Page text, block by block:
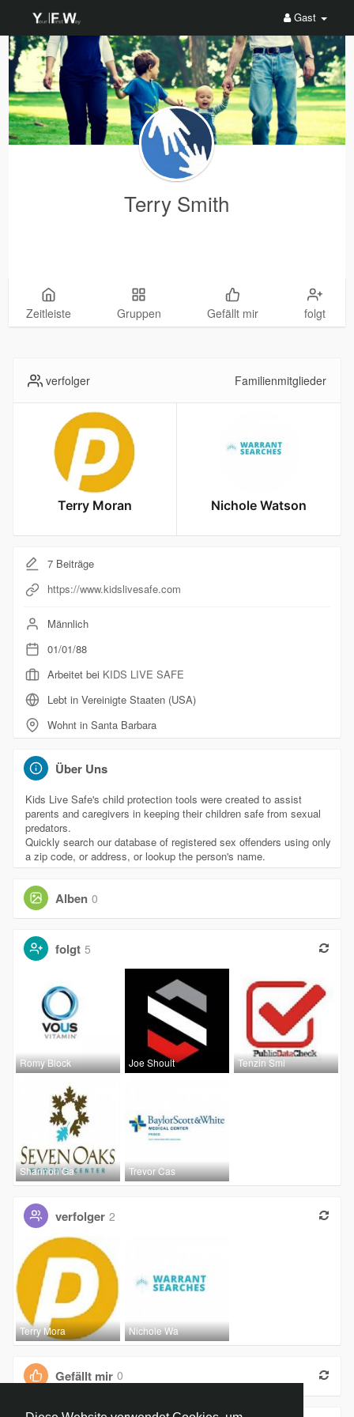
Gast
Terry Smith
Zeitleiste Gruppen Gefällt mir folgt
verfolger Familienmitglieder
Terry Moran Nichole Watson
7 Beiträge
https://www.kidslivesafe.com
Männlich
01/01/88
Arbeitet bei KIDS LIVE SAFE
Lebt in Vereinigte Staaten (USA)
Wohnt in Santa Barbara
Über Uns
Kids Live Safe's child protection tools were created to assist
parents and caregivers in keeping their children safe from sexual
predators.
Quickly search our database of registered sex offenders using only
a zip code, or address, or lookup the person's name.
Alben 0
folgt 5
Romy Block Joe Shoult Tenzin Smi
Shannon Ga Trevor Cas
verfolger 2
Terry Mora Nichole Wa
Gefällt mir 0